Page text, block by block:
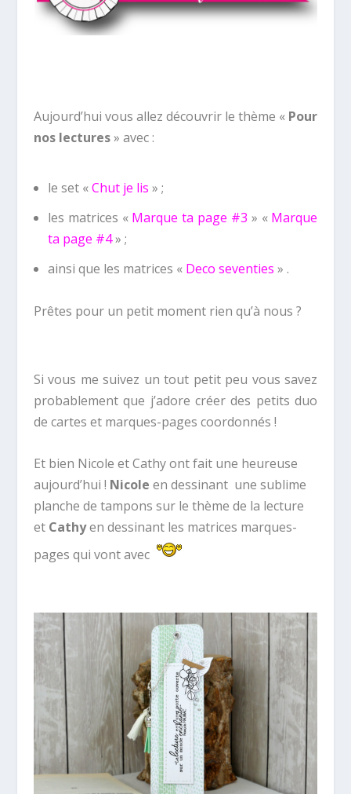
Aujourd’hui vous allez découvrir le thème « Pour
nos lectures» avec :
le set «Chut je lis » ;
les matrices « Marque ta page #3 » « Marque
ta page #4» ;
ainsi que les matrices « Deco seventies » .
Prêtes pour un petit moment rien qu’à nous ?
Si vous me suivez un tout petit peu vous savez
probablement que j’adore créer des petits duo
de cartes et marques-pages coordonnés !
Et bien Nicole et Cathy ont fait une heureuse
aujourd’hui ! Nicole en dessinant une sublime
planche de tampons sur le thème de la lecture
et Cathyen dessinant les matrices marques-
pages qui vont avec